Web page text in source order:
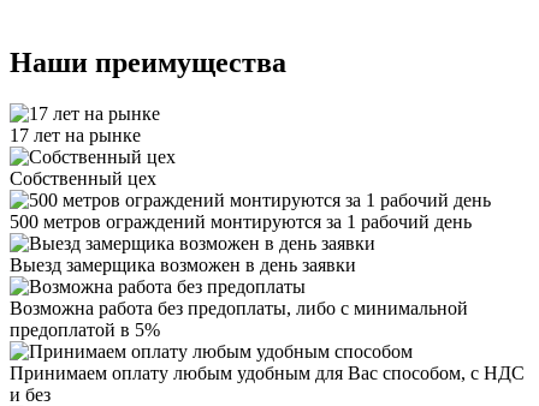
Наши преимущества
17 лет на рынке
Собственный цех
500 метров ограждений монтируются за 1 рабочий день
Выезд замерщика возможен в день заявки
Возможна работа без предоплаты, либо с минимальной
предоплатой в 5%
Принимаем оплату любым удобным для Вас способом, с НДС
и без